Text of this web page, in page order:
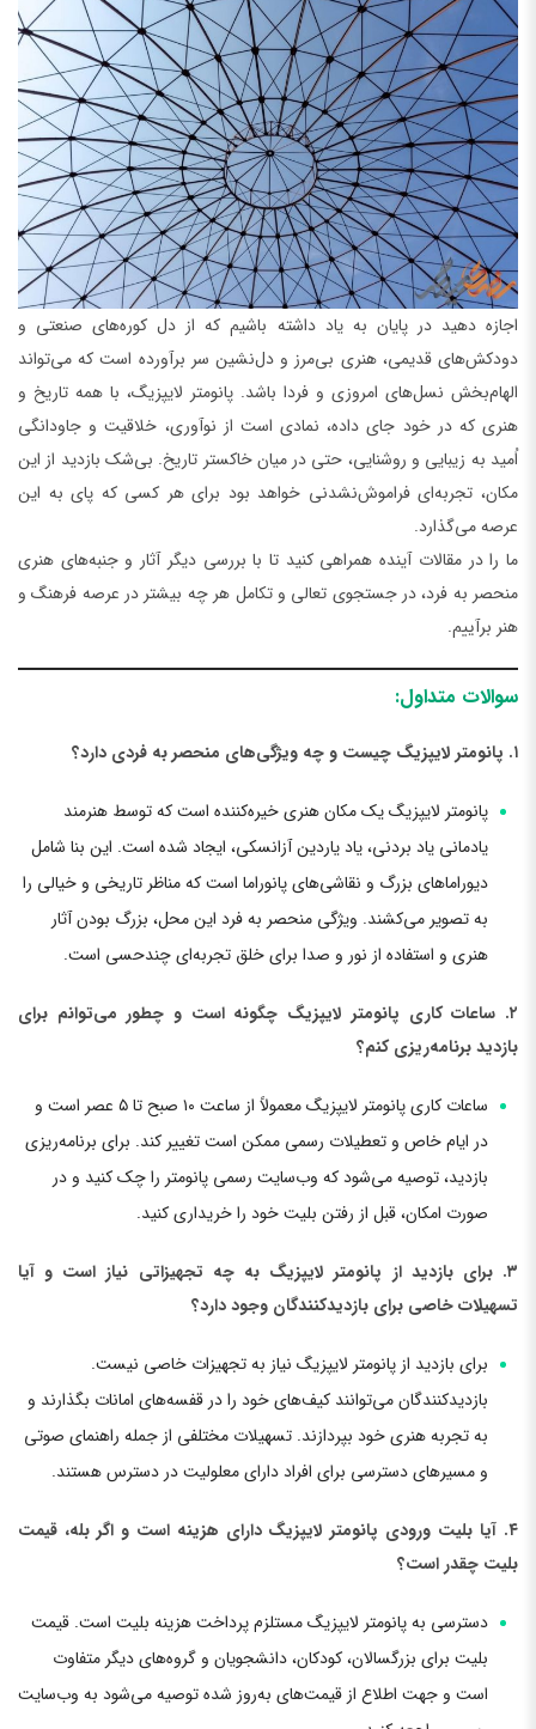
اجازه دهید در پایان به یاد داشته باشیم که از دل کوره‌های صنعتی و
دودکش‌های قدیمی، هنری بی‌مرز و دل‌نشین سر برآورده است که می‌تواند
الهام‌بخش نسل‌های امروزی و فردا باشد. پانومتر لایپزیگ، با همه تاریخ و
هنری که در خود جای داده، نمادی است از نوآوری، خلاقیت و جاودانگی
اُمید به زیبایی و روشنایی، حتی در میان خاکستر تاریخ. بی‌شک بازدید از این
مکان، تجربه‌ای فراموش‌نشدنی خواهد بود برای هر کسی که پای به این
عرصه می‌گذارد.
ما را در مقالات آینده همراهی کنید تا با بررسی دیگر آثار و جنبه‌های هنری
منحصر به فرد، در جستجوی تعالی و تکامل هر چه بیشتر در عرصه فرهنگ و
هنر برآییم.
سوالات متداول:
۱. پانومتر لایپزیگ چیست و چه ویژگی‌های منحصر به فردی دارد؟
پانومتر لایپزیگ یک مکان هنری خیره‌کننده است که توسط هنرمند
یادمانی یاد بردنی، یاد یاردین آزانسکی، ایجاد شده است. این بنا شامل
دیوراما‌های بزرگ و نقاشی‌های پانوراما است که مناظر تاریخی و خیالی را
به تصویر می‌کشند. ویژگی منحصر به فرد این محل، بزرگ بودن آثار
هنری و استفاده از نور و صدا برای خلق تجربه‌ای چندحسی است.
۲. ساعات کاری پانومتر لایپزیگ چگونه است و چطور می‌توانم برای
بازدید برنامه‌ریزی کنم؟
ساعات کاری پانومتر لایپزیگ معمولاً از ساعت ۱۰ صبح تا ۵ عصر است و
در ایام خاص و تعطیلات رسمی ممکن است تغییر کند. برای برنامه‌ریزی
بازدید، توصیه می‌شود که وب‌سایت رسمی پانومتر را چک کنید و در
صورت امکان، قبل از رفتن بلیت خود را خریداری کنید.
۳. برای بازدید از پانومتر لایپزیگ به چه تجهیزاتی نیاز است و آیا
تسهیلات خاصی برای بازدیدکنندگان وجود دارد؟
برای بازدید از پانومتر لایپزیگ نیاز به تجهیزات خاصی نیست.
بازدیدکنندگان می‌توانند کیف‌های خود را در قفسه‌های امانات بگذارند و
به تجربه هنری خود بپردازند. تسهیلات مختلفی از جمله راهنمای صوتی
و مسیرهای دسترسی برای افراد دارای معلولیت در دسترس هستند.
۴. آیا بلیت ورودی پانومتر لایپزیگ دارای هزینه است و اگر بله، قیمت
بلیت چقدر است؟
دسترسی به پانومتر لایپزیگ مستلزم پرداخت هزینه بلیت است. قیمت
بلیت برای بزرگسالان، کودکان، دانشجویان و گروه‌های دیگر متفاوت
است و جهت اطلاع از قیمت‌های به‌روز شده توصیه می‌شود به وب‌سایت